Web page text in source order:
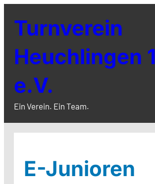
Inhalt
springen
Turnverein
Heuchlingen
e.V.
Ein Verein. Ein Team.
E-Junioren